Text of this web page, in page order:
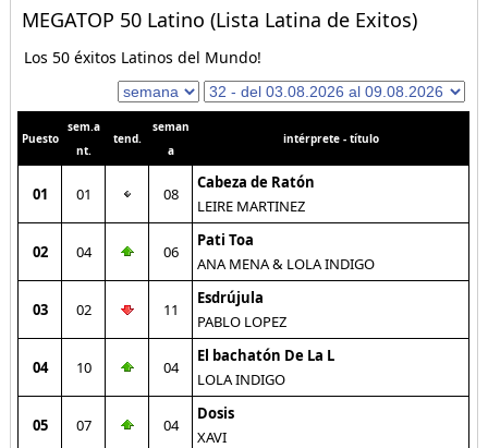
MEGATOP 50 Latino (Lista Latina de Exitos)
Los 50 éxitos Latinos del Mundo!
Puesto
sem.a
nt.
tend.
seman
a
intérprete - título
01 01 08
Cabeza de Ratón
LEIRE MARTINEZ
02 04 06
Pati Toa
ANA MENA & LOLA INDIGO
03 02 11
Esdrújula
PABLO LOPEZ
04 10 04
El bachatón De La L
LOLA INDIGO
05 07 04
Dosis
XAVI